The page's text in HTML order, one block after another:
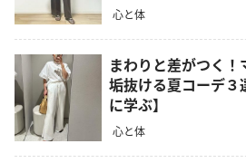
心と体
まわりと差がつく
垢抜ける夏コーデ
に学ぶ】
心と体